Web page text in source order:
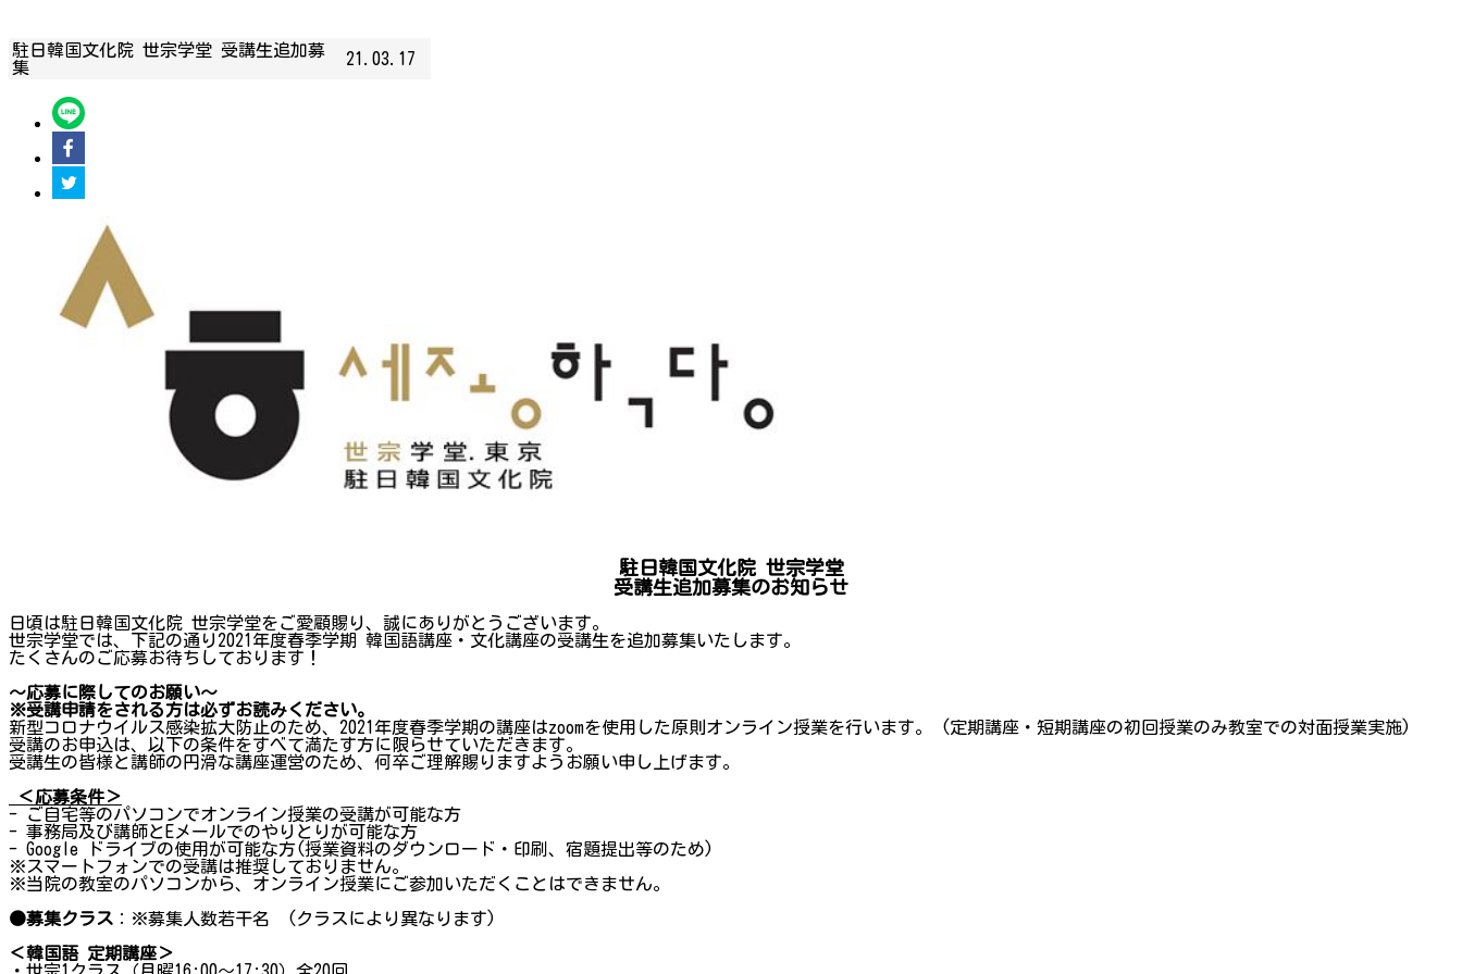
駐日韓国文化院 世宗学堂 受講生追加募
集
21.03.17
駐日韓国文化院 世宗学堂
受講生追加募集のお知らせ
日頃は駐日韓国文化院 世宗学堂をご愛顧賜り、誠にありがとうございます。
世宗学堂では、下記の通り2021年度春季学期 韓国語講座・文化講座の受講生を追加募集いたします。
たくさんのご応募お待ちしております！
～応募に際してのお願い～
※受講申請をされる方は必ずお読みください。
新型コロナウイルス感染拡大防止のため、2021年度春季学期の講座はzoomを使用した原則オンライン授業を行います。 (定期講座・短期講座の初回授業のみ教室での対面授業実施)
受講のお申込は、以下の条件をすべて満たす方に限らせていただきます。
受講生の皆様と講師の円滑な講座運営のため、何卒ご理解賜りますようお願い申し上げます。
＜応募条件＞
- ご自宅等のパソコンでオンライン授業の受講が可能な方
- 事務局及び講師とEメールでのやりとりが可能な方
- Google ドライブの使用が可能な方(授業資料のダウンロード・印刷、宿題提出等のため)
※スマートフォンでの受講は推奨しておりません。
※当院の教室のパソコンから、オンライン授業にご参加いただくことはできません。
●募集クラス ：※募集人数若干名 (クラスにより異なります)
＜韓国語 定期講座＞